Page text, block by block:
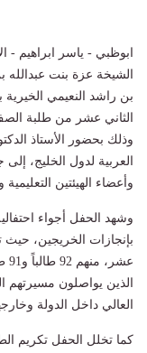
الشيخة عزة بنت عبدالله
بن راشد النعيمي
وذلك بحضور الأستاذ
العربية لدول الخليج، إلى
وأعضاء الهيئتين التعليمية
وشهد الحفل أجواء
الذين يواصلون مسيرتهم
العالي داخل الدولة
كما تخلل الحفل تكريم